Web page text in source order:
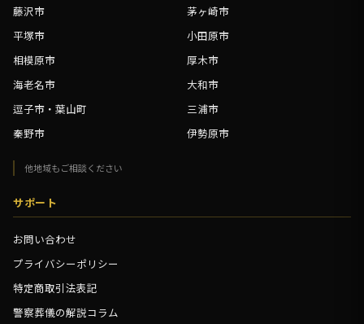
藤沢市
茅ヶ崎市
平塚市
小田原市
相模原市
厚木市
海老名市
大和市
逗子市・葉山町
三浦市
秦野市
伊勢原市
他地域もご相談ください
サポート
お問い合わせ
プライバシーポリシー
特定商取引法表記
警察葬儀の解説コラム